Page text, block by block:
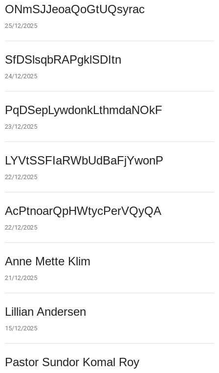
25.
dec.
2025
ONmSJJeoaQoGtUQsyrac
25/12/2025
24.
dec.
2025
SfDSlsqbRAPgklSDItn
24/12/2025
23.
dec.
2025
PqDSepLywdonkLthmdaNOkF
23/12/2025
22.
dec.
2025
LYVtSSFIaRWbUdBaFjYwonP
22/12/2025
22.
dec.
2025
AcPtnoarQpHWtycPerVQyQA
22/12/2025
21.
dec.
2025
Anne Mette Klim
21/12/2025
15.
dec.
2025
Lillian Andersen
15/12/2025
20.
nov.
Pastor Sundor Komal Roy